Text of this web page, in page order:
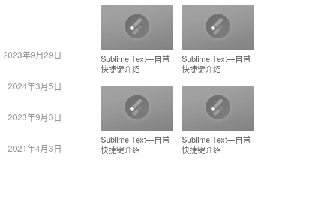
2023年9月29日
2024年3月5日
2023年9月3日
2021年4月3日
Sublime Text—自带
快捷键介绍
Sublime Text—自带
快捷键介绍
Sublime Text—自带
快捷键介绍
Sublime Text—自带
快捷键介绍